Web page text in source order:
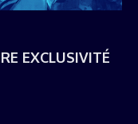
EXCLUSIVITÉ